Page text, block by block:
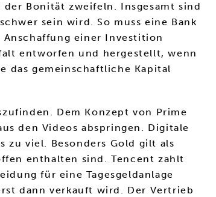
Bonität zweifeln. Insgesamt sind
sein wird. So muss eine Bank
einer Investition
entworfen und hergestellt, wenn
das gemeinschaftliche Kapital
Dem Konzept von Prime
den Videos abspringen. Digitale
zu viel. Besonders Gold gilt als
enthalten sind. Tencent zahlt
für eine Tagesgeldanlage
dann verkauft wird. Der Vertrieb